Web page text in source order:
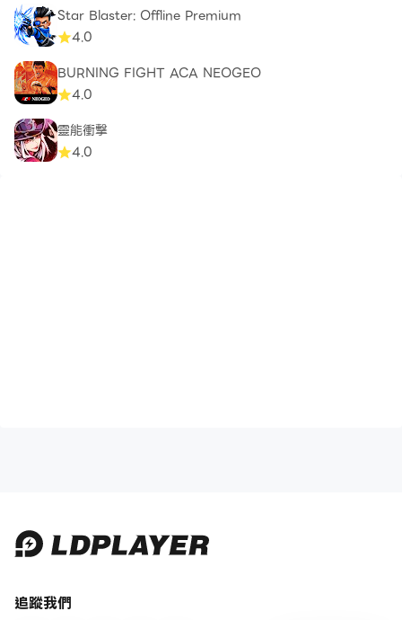
Star Blaster: Offline Premium
4.0
BURNING FIGHT ACA NEOGEO
4.0
靈能衝擊
4.0
追蹤我們